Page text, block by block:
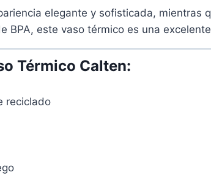
elegante y sofisticada,
BPA, este vaso térmico es una
Térmico Calten:
reciclado